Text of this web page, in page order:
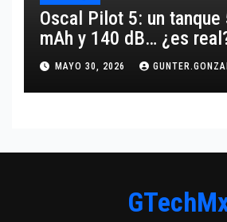
Oscal Pilot 5: un tanque
mAh y 140 dB… ¿es
MAYO 30, 2026